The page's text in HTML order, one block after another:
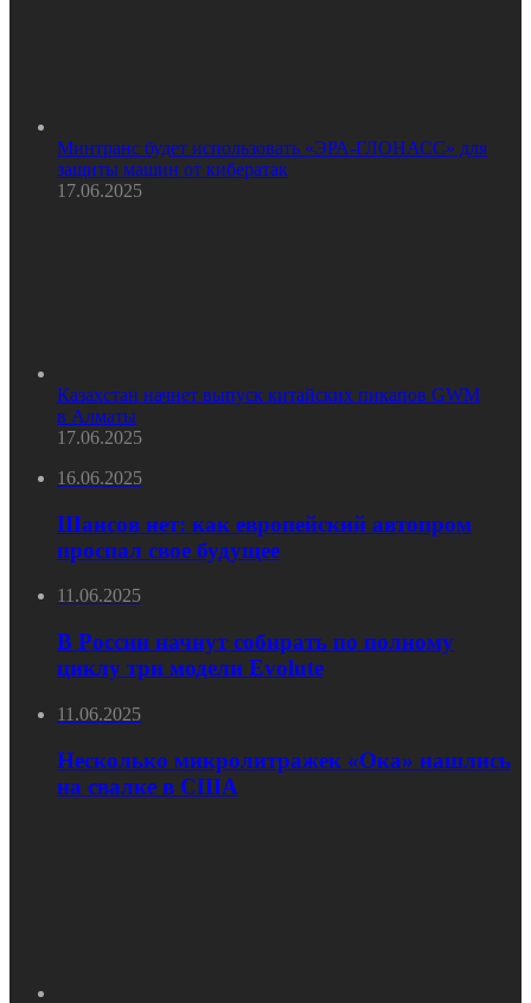
Минтранс будет использовать «ЭРА-ГЛОНАСС» для
защиты машин от кибератак
17.06.2025
Казахстан начнет выпуск китайских пикапов GWM
в Алматы
17.06.2025
16.06.2025
Шансов нет: как европейский автопром
проспал свое будущее
11.06.2025
В России начнут собирать по полному
циклу три модели Evolute
11.06.2025
Несколько микролитражек «Ока» нашлись
на свалке в США